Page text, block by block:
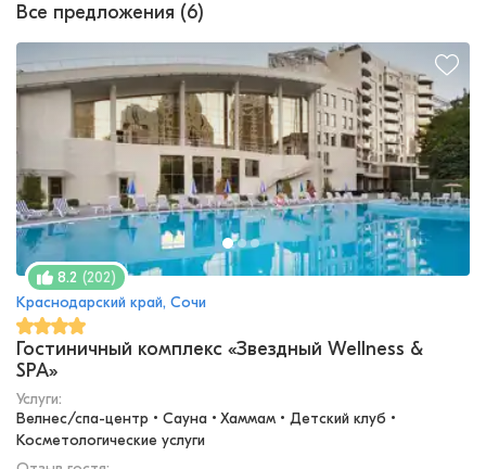
Все предложения (6)
8.2 (202)
Краснодарский край, Сочи
Гостиничный комплекс «Звездный Wellness &
SPA»
Услуги:
Велнес/спа-центр • Сауна • Хаммам • Детский клуб •
Косметологические услуги